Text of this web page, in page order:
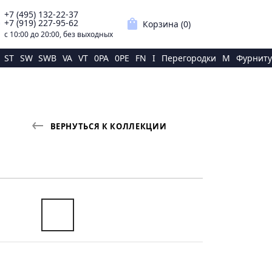
+7 (495) 132-22-37
+7 (919) 227-95-62
с 10:00 до 20:00, без выходных
shopping_bag Корзина (0)
ST SW SWB VA VT 0PA 0PE FN I Перегородки M
ВЕРНУТЬСЯ К КОЛЛЕКЦИИ